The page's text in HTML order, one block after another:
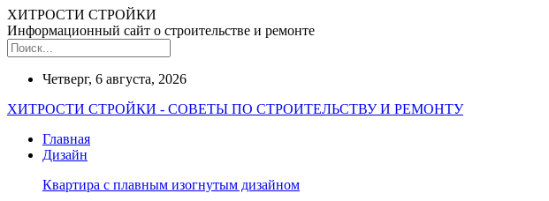
ХИТРОСТИ СТРОЙКИ
Информационный сайт о строительстве и ремонте
Четверг, 6 августа, 2026
ХИТРОСТИ СТРОЙКИ - СОВЕТЫ ПО СТРОИТЕЛЬСТВУ И РЕМОНТУ
Главная
Дизайн
Квартира с плавным изогнутым дизайном